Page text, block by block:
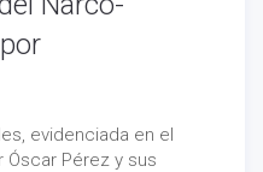
evidenciada en el
Pérez y sus